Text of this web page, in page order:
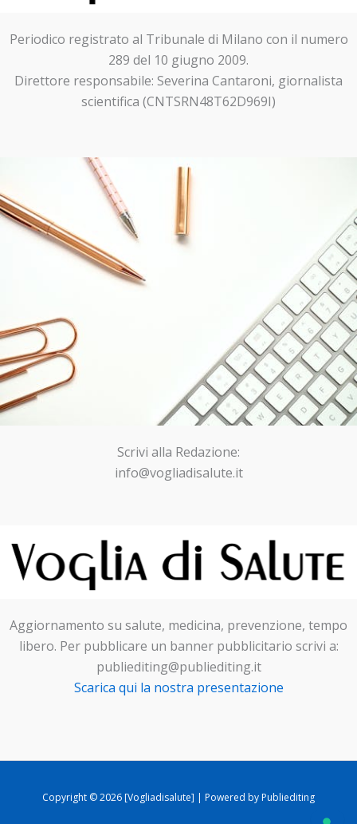
Periodico registrato al Tribunale di Milano con il numero
289 del 10 giugno 2009.
Direttore responsabile: Severina Cantaroni, giornalista
scientifica (CNTSRN48T62D969I)
Scrivi alla Redazione:
info@vogliadisalute.it
Aggiornamento su salute, medicina, prevenzione, tempo
libero. Per pubblicare un banner pubblicitario scrivi a:
publiediting@publiediting.it
Scarica qui la nostra presentazione
Copyright © 2026 [Vogliadisalute] | Powered by Publiediting